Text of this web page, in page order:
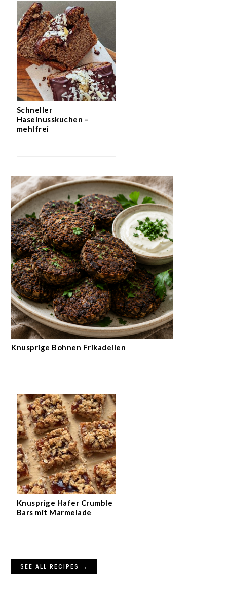
Schneller
Haselnusskuchen –
mehlfrei
Knusprige Bohnen Frikadellen
Knusprige Hafer Crumble
Bars mit Marmelade
SEE ALL RECIPES →